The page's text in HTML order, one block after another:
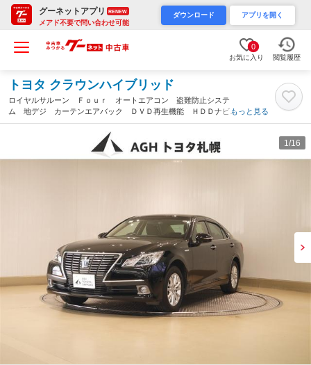
グーネットアプリ RENEW
メアド不要で問い合わせ可能
ダウンロード アプリを開く
0
お気に入り 閲覧履歴
トヨタ クラウンハイブリッド
ロイヤルサルーン Ｆｏｕｒ オートエアコン 盗難防止システ
ム 地デジ カーテンエアバック ＤＶＤ再生機能 ＨＤＤナビ
オートクルーズコントロール 電動シート キーレス ミュージッ
クプレイヤー接続可 ドライブレコーダー 寒冷地（北海道）
もっと見る
1 /16